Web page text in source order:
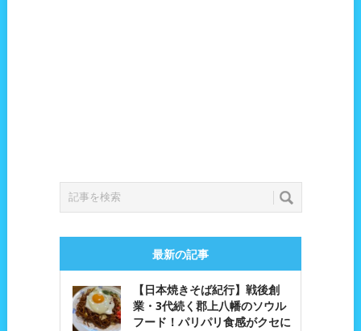
最新の記事
【日本焼きそば紀行】戦後創
業・3代続く郡上八幡のソウル
フード！パリパリ食感がクセに